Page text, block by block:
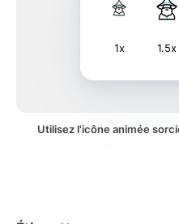
1x 1.5x
Utilisez l'icône animée